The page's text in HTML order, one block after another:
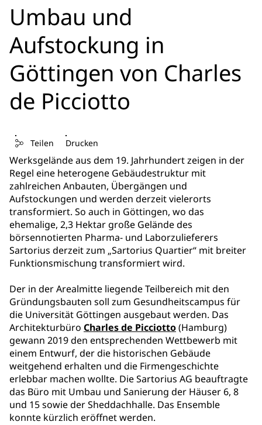
Umbau und
Aufstockung in
Göttingen von Charles
de Picciotto
Teilen Drucken
Werksgelände aus dem 19. Jahrhundert zeigen in der
Regel eine heterogene Gebäudestruktur mit
zahlreichen Anbauten, Übergängen und
Aufstockungen und werden derzeit vielerorts
transformiert. So auch in Göttingen, wo das
ehemalige, 2,3 Hektar große Gelände des
börsennotierten Pharma- und Laborzulieferers
Sartorius derzeit zum „Sartorius Quartier“ mit breiter
Funktionsmischung transformiert wird.
Der in der Arealmitte liegende Teilbereich mit den
Gründungsbauten soll zum Gesundheitscampus für
die Universität Göttingen ausgebaut werden. Das
Architekturbüro Charles de Picciotto(Hamburg)
gewann 2019 den entsprechenden Wettbewerb mit
einem Entwurf, der die historischen Gebäude
weitgehend erhalten und die Firmengeschichte
erlebbar machen wollte. Die Sartorius AG beauftragte
das Büro mit Umbau und Sanierung der Häuser 6, 8
und 15 sowie der Sheddachhalle. Das Ensemble
konnte kürzlich eröffnet werden.